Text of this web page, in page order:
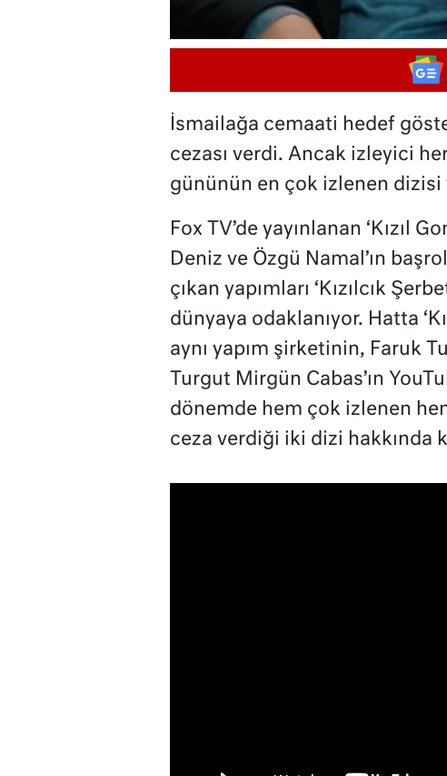
İsmailağa cemaati hedef
cezası verdi. Ancak izleyici
gününün en çok izlenen dizisi
Fox TV’de yayınlanan ‘Kızıl
Deniz ve Özgü Namal’ın
çıkan yapımları ‘Kızılcık
dünyaya odaklanıyor. Hatta
aynı yapım şirketinin, Faruk
Turgut Mirgün Cabas’ın
dönemde hem çok izlenen
ceza verdiği iki dizi hakkında